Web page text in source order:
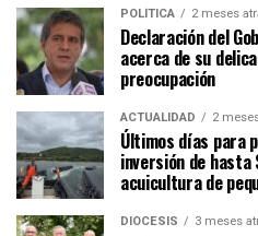
POLÍTICA 2 meses
Declaración del
acerca de su
preocupación
ACTUALIDAD 2
Últimos días para
inversión de
acuicultura de
DIÓCESIS 3 meses